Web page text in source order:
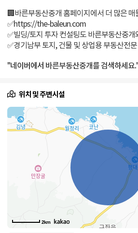
🏢바른부동산중개 홈페이지에서 더 많은
✅https://the-baleun.com
✅빌딩/토지 투자 컨설팅도 바른부동산중개
✅경기남부 토지, 건물 및 상업용 부동산전
"네이버에서 바른부동산중개를 검색하세요
위치 및 주변시설
2km